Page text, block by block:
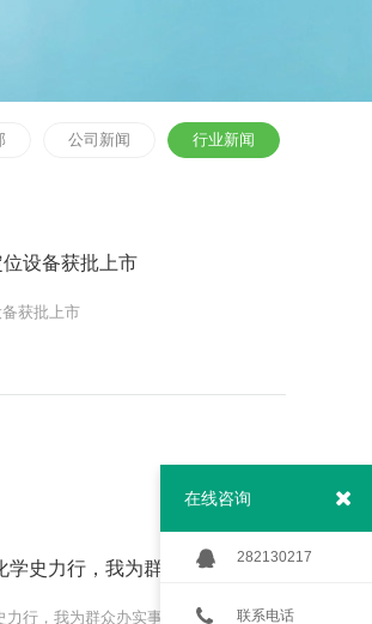
公司新闻 行业新闻
设备获批上市
获批上市
国家药监局召开“深化学史力行，我为群众办实事”现场推进会
力行，我为群众办实事”现场推进会
在线咨询
282130217
联系电话